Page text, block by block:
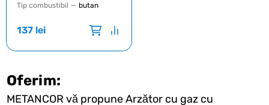
Tip combustibil — butan
137 lei
Oferim:
METANCOR vă propune Arzător cu gaz cu